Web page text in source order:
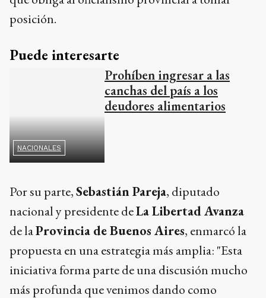
nacional y presidente de
Provincia de Buenos Aires, enmarcó la
propuesta en una estrategia más amplia: "Esta
iniciativa forma parte de una discusión mucho
más profunda que venimos dando como
espacio político: redefinir el rol del Estado
trabajan, producen y ahorran. Y esa discusión
implica traer a la Provincia de Buenos Aires las
transformaciones que impulsaJavier Mileia
nivel nacional".
Parálisis legislativa